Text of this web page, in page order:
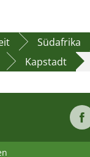
Südafrika
Kapstadt